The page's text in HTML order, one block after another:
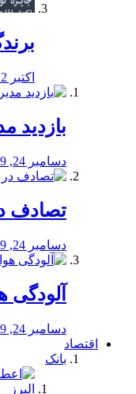
اکتبر 12, 2019
بازدید
دسامبر 24, 2019
تصادف
دسامبر 24, 2019
دسامبر 24, 2019
اقتصاد
بانک